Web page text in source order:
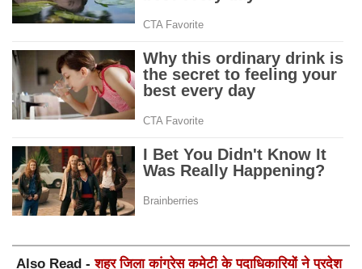
Also Read -शहर जिला कांग्रेस कमेटी के पदाधिकारियों ने प्रदेश